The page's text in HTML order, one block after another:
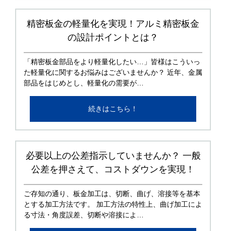
精密板金の軽量化を実現！アルミ精密板金
の設計ポイントとは？
「精密板金部品をより軽量化したい…」皆様はこういっ
た軽量化に関するお悩みはございませんか？ 近年、金属
部品をはじめとし、軽量化の需要が…
続きはこちら！
必要以上の公差指示していませんか？ 一般
公差を押さえて、コストダウンを実現！
ご存知の通り、板金加工は、切断、曲げ、溶接等を基本
とする加工方法です。 加工方法の特性上、曲げ加工によ
る寸法・角度誤差、切断や溶接によ…